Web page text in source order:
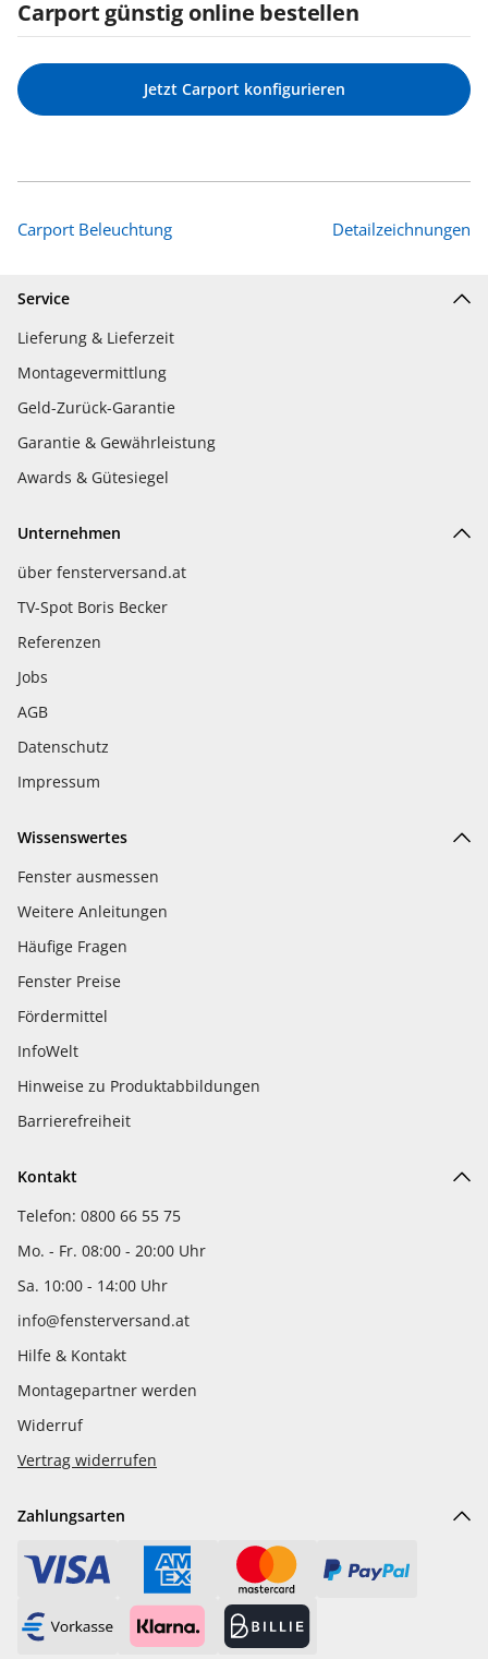
Carport günstig online bestellen
Jetzt Carport konfigurieren
Carport Beleuchtung Detailzeichnungen
Service
Lieferung & Lieferzeit
Montagevermittlung
Geld-Zurück-Garantie
Garantie & Gewährleistung
Awards & Gütesiegel
Unternehmen
über fensterversand.at
TV-Spot Boris Becker
Referenzen
Jobs
AGB
Datenschutz
Impressum
Wissenswertes
Fenster ausmessen
Weitere Anleitungen
Häufige Fragen
Fenster Preise
Fördermittel
InfoWelt
Hinweise zu Produktabbildungen
Barrierefreiheit
Kontakt
Telefon: 0800 66 55 75
Mo. - Fr. 08:00 - 20:00 Uhr
Sa. 10:00 - 14:00 Uhr
info@fensterversand.at
Hilfe & Kontakt
Montagepartner werden
Widerruf
Vertrag widerrufen
Zahlungsarten